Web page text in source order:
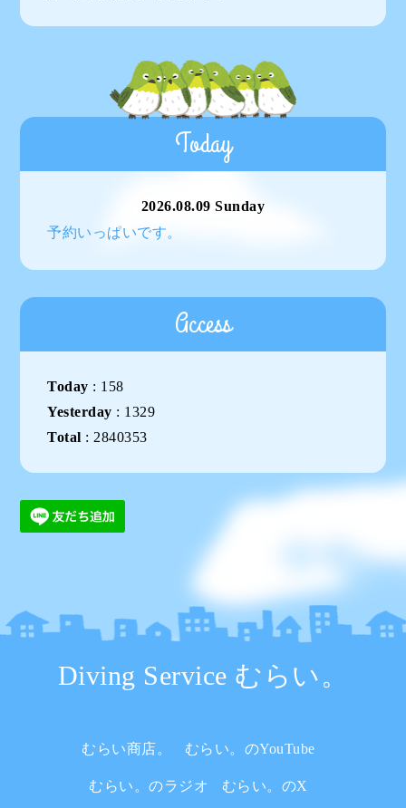
Today
2026.08.09 Sunday
予約いっぱいです。
Access
Today : 158
Yesterday : 1329
Total : 2840353
Diving Service むらい。
むらい商店。 むらい。のYouTube
むらい。のラジオ むらい。のX